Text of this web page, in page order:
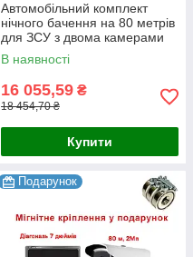
Автомобільний комплект
нічного бачення на 80 метрів
для ЗСУ з двома камерами
В наявності
16 055,59 ₴
18 454,70 ₴
Купити
Подарунок